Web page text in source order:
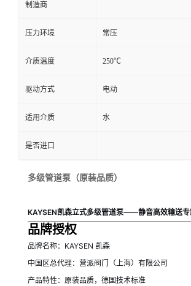
制造商
压力环境 常压
介质温度 250℃
驱动方式 电动
适用介质 水
是否进口
多级管道泵（原装品质）
KAYSEN凯森立式多级管道泵——静音高效输送专
品牌授权
品牌名称：KAYSEN 凯森
中国区总代理：营派阀门（上海）有限公司
产品特性：原装品质，德国技术标准